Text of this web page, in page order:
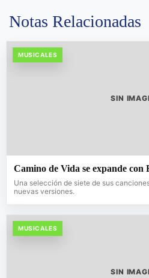
Notas Relacionadas
MUSICALES
SIN
Camino de Vida se expande con
Una selección de siete de sus
nuevas versiones.
MUSICALES
SIN